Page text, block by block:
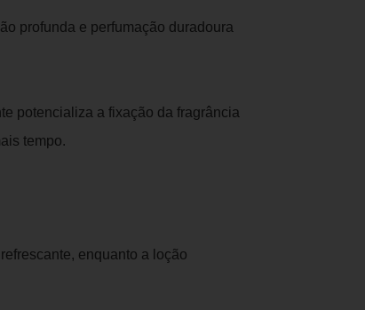
profunda e perfumação duradoura
potencializa a fixação da fragrância
tempo.
enquanto a loção